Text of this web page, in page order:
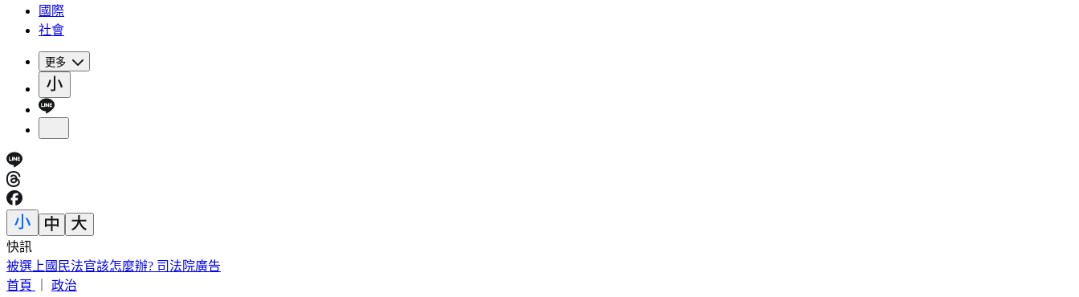
國際
社會
更多
快訊
台南關廟深夜惡火！汽車零件、食品廠狂燒 橘紅烈焰駭人
首頁
政治